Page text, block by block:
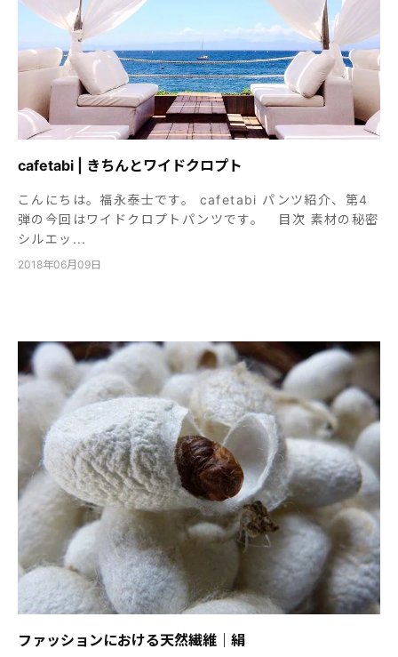
cafetabi | きちんとワイドクロプト
こんにちは。福永泰士です。 cafetabi パンツ紹介、第4
弾の今回はワイドクロプトパンツです。 目次 素材の秘密
シルエッ...
2018年06月09日
ファッションにおける天然繊維｜絹